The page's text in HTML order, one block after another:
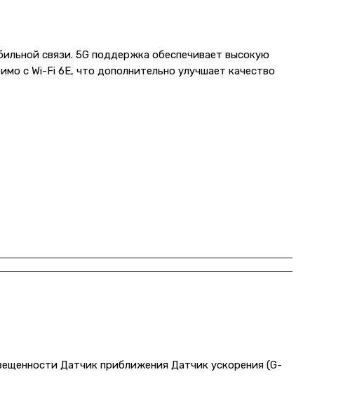
связи. 5G поддержка обеспечивает высокую
с Wi-Fi 6E, что дополнительно улучшает качество
Датчик приближения Датчик ускорения (G-